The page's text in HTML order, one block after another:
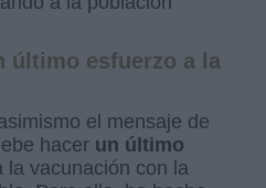
último esfuerzo a la
el mensaje de
hacer un último
la vacunación con la